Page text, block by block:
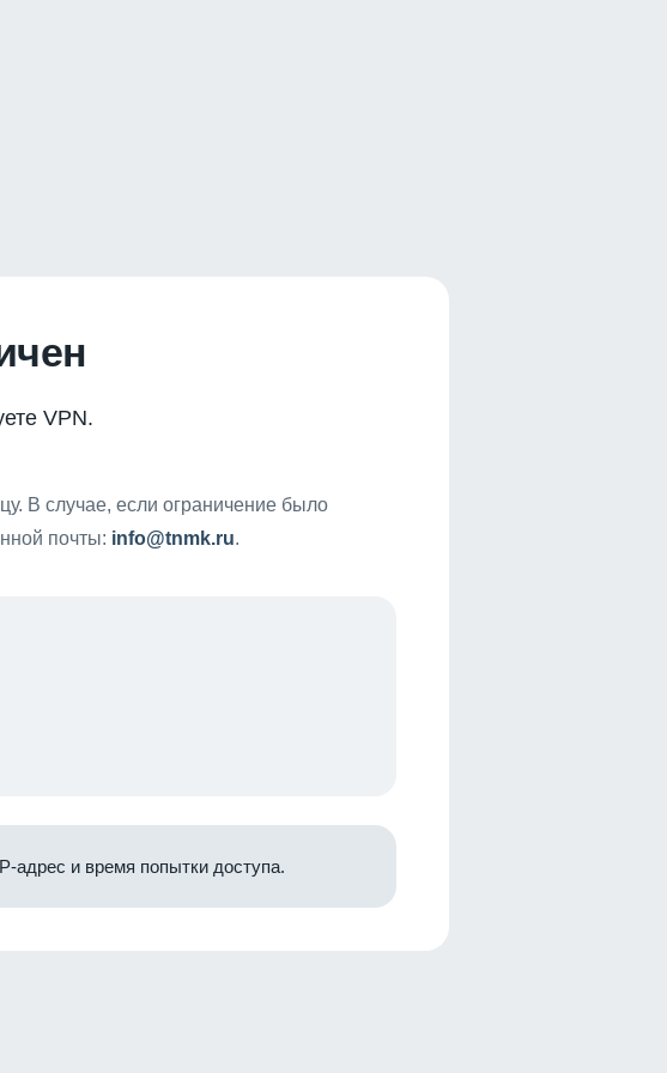
VPN.
В случае, если ограничение было
почты: info@tnmk.ru.
адрес и время попытки доступа.